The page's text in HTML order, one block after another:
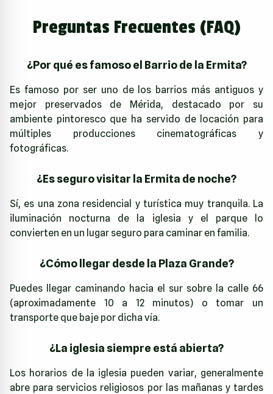
Preguntas Frecuentes (FAQ)
¿Por qué es famoso el Barrio de la Ermita?
Es famoso por ser uno de los barrios más antiguos y
mejor preservados de Mérida, destacado por su
ambiente pintoresco que ha servido de locación para
múltiples producciones cinematográficas y
fotográficas.
¿Es seguro visitar la Ermita de noche?
Sí, es una zona residencial y turística muy tranquila. La
iluminación nocturna de la iglesia y el parque lo
convierten en un lugar seguro para caminar en familia.
¿Cómo llegar desde la Plaza Grande?
Puedes llegar caminando hacia el sur sobre la calle 66
(aproximadamente 10 a 12 minutos) o tomar un
transporte que baje por dicha vía.
¿La iglesia siempre está abierta?
Los horarios de la iglesia pueden variar, generalmente
abre para servicios religiosos por las mañanas y tardes